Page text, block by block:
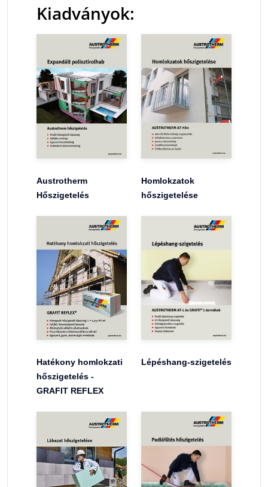
Kiadványok:
Austrotherm
Hőszigetelés
Homlokzatok
hőszigetelése
Hatékony homlokzati
hőszigetelés -
GRAFIT REFLEX
Lépéshang-szigetelés